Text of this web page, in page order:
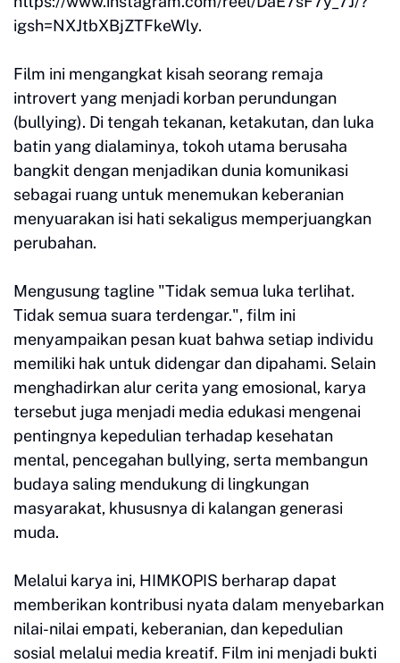
igsh=NXJtbXBjZTFkeWly.
Film ini mengangkat kisah seorang remaja
introvert yang menjadi korban perundungan
(bullying). Di tengah tekanan, ketakutan, dan luka
batin yang dialaminya, tokoh utama berusaha
bangkit dengan menjadikan dunia komunikasi
sebagai ruang untuk menemukan keberanian
menyuarakan isi hati sekaligus memperjuangkan
perubahan.
Mengusung tagline "Tidak semua luka terlihat.
Tidak semua suara terdengar.", film ini
menyampaikan pesan kuat bahwa setiap individu
memiliki hak untuk didengar dan dipahami. Selain
menghadirkan alur cerita yang emosional, karya
tersebut juga menjadi media edukasi mengenai
pentingnya kepedulian terhadap kesehatan
mental, pencegahan bullying, serta membangun
budaya saling mendukung di lingkungan
masyarakat, khususnya di kalangan generasi
muda.
Melalui karya ini, HIMKOPIS berharap dapat
memberikan kontribusi nyata dalam menyebarkan
nilai-nilai empati, keberanian, dan kepedulian
sosial melalui media kreatif. Film ini menjadi bukti